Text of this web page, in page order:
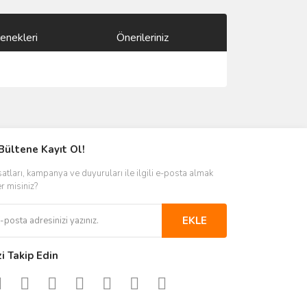
Önerileriniz
Kayıt Ol!
kampanya ve duyuruları ile ilgili e-posta almak
misiniz?
EKLE
Takip Edin